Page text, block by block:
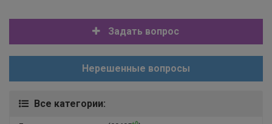
Задать вопрос
Нерешенные вопросы
Все категории: